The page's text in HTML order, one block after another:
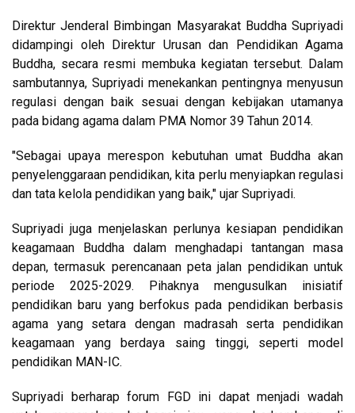
Direktur Jenderal Bimbingan Masyarakat Buddha Supriyadi
didampingi oleh Direktur Urusan dan Pendidikan Agama
Buddha, secara resmi membuka kegiatan tersebut. Dalam
sambutannya, Supriyadi menekankan pentingnya menyusun
regulasi dengan baik sesuai dengan kebijakan utamanya
pada bidang agama dalam PMA Nomor 39 Tahun 2014.
"Sebagai upaya merespon kebutuhan umat Buddha akan
penyelenggaraan pendidikan, kita perlu menyiapkan regulasi
dan tata kelola pendidikan yang baik," ujar Supriyadi.
Supriyadi juga menjelaskan perlunya kesiapan pendidikan
keagamaan Buddha dalam menghadapi tantangan masa
depan, termasuk perencanaan peta jalan pendidikan untuk
periode 2025-2029. Pihaknya mengusulkan inisiatif
pendidikan baru yang berfokus pada pendidikan berbasis
agama yang setara dengan madrasah serta pendidikan
keagamaan yang berdaya saing tinggi, seperti model
pendidikan MAN-IC.
Supriyadi berharap forum FGD ini dapat menjadi wadah